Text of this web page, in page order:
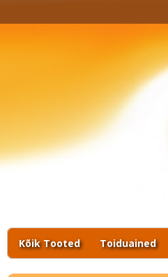
Kõik Tooted Toiduained